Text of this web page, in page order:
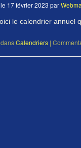
17 février 2023 par
le calendrier annuel
Calendriers |